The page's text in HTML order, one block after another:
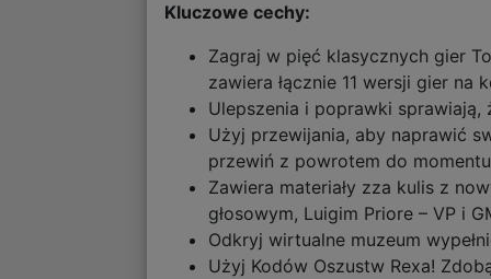
Kluczowe cechy:
Zagraj w pięć klasycznych gier
zawiera łącznie 11 wersji gier na
Ulepszenia i poprawki
Użyj przewijania, aby naprawić
przewiń z powrotem do
Zawiera materiały zza kulis z
głosowym, Luigim Priore – VP i
Odkryj wirtualne muzeum
Użyj Kodów Oszustw Rexa!